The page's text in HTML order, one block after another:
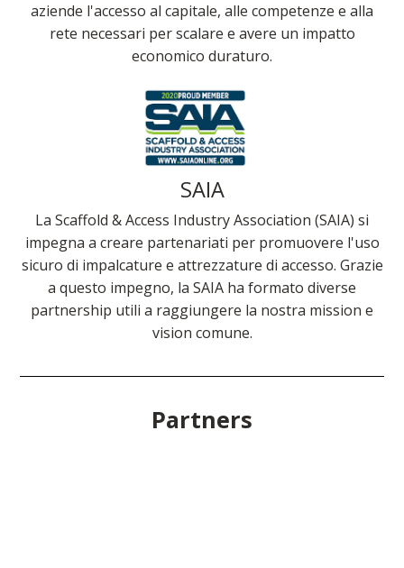
aziende l'accesso al capitale, alle competenze e alla
rete necessari per scalare e avere un impatto
economico duraturo.
SAIA
La Scaffold & Access Industry Association (SAIA) si
impegna a creare partenariati per promuovere l'uso
sicuro di impalcature e attrezzature di accesso. Grazie
a questo impegno, la SAIA ha formato diverse
partnership utili a raggiungere la nostra mission e
vision comune.
Partners